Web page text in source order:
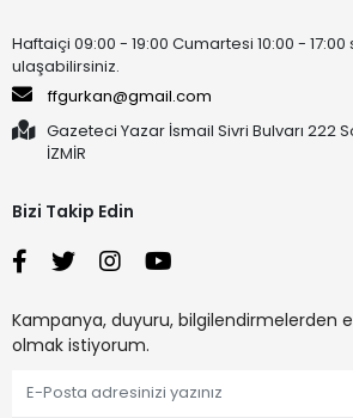
Haftaiçi 09:00 - 19:00 Cumartesi 10:00 -
ulaşabilirsiniz.
ffgurkan@gmail.com
Gazeteci Yazar İsmail Sivri Bulvarı 222
İZMİR
Bizi Takip Edin
Kampanya, duyuru, bilgilendirmelerden
olmak istiyorum.